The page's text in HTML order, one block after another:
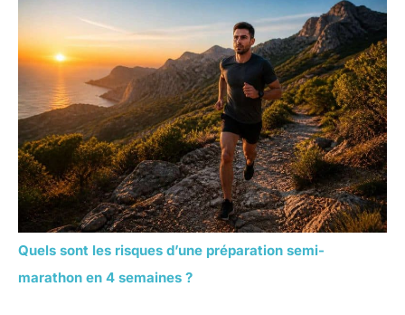
Quels sont les risques d’une préparation semi-
marathon en 4 semaines ?